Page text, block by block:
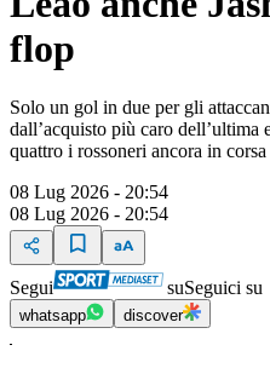
flop
Solo un gol in due per gli
dall’acquisto più caro dell’ultima
quattro i rossoneri ancora in corsa
08 Lug 2026 - 20:54
08 Lug 2026 - 20:54
Segui suSeguici su
whatsapp discover